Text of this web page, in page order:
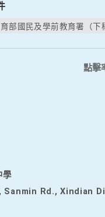
部國民及學前教育署（
點擊
學
Sanmin Rd., Xindian